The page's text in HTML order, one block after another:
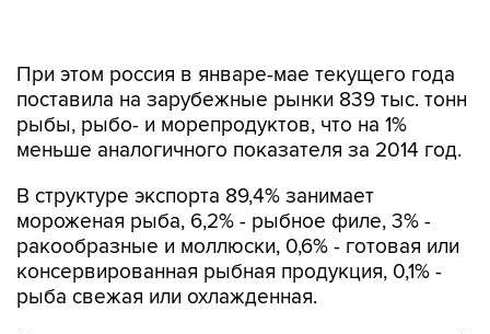
рыбы, рыбо- и морепродуктов, что на 1%
меньше аналогичного показателя за 2014 год.
В структуре экспорта 89,4% занимает
ракообразные и моллюски, 0,6% - готовая или
консервированная рыбная продукция, 0,1% -
рыба свежая или охлажденная.
Снижение экспорта произошло за счет свежей